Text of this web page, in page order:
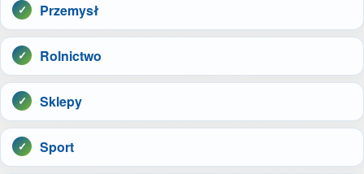
Przemysł
Rolnictwo
Sklepy
Sport